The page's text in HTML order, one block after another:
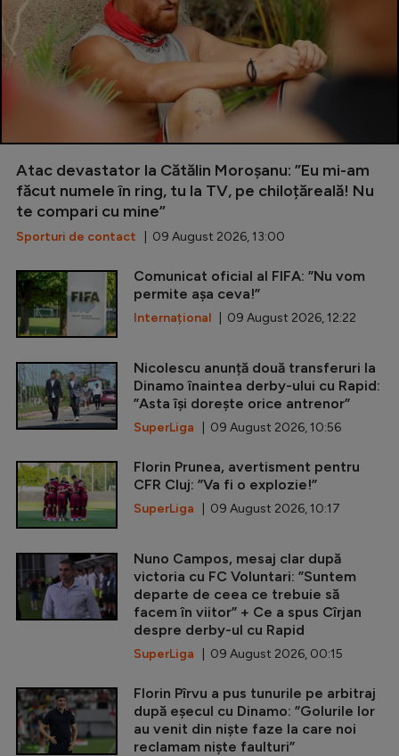
Atac devastator la Cătălin Moroșanu: ”Eu mi-am
făcut numele în ring, tu la TV, pe chiloțăreală! Nu
te compari cu mine”
Sporturi de contact | 09 August 2026, 13:00
Comunicat oficial al FIFA: ”Nu vom
permite așa ceva!”
Internațional | 09 August 2026, 12:22
Nicolescu anunță două transferuri la
Dinamo înaintea derby-ului cu Rapid:
”Asta își dorește orice antrenor”
SuperLiga | 09 August 2026, 10:56
Florin Prunea, avertisment pentru
CFR Cluj: ”Va fi o explozie!”
SuperLiga | 09 August 2026, 10:17
Nuno Campos, mesaj clar după
victoria cu FC Voluntari: ”Suntem
departe de ceea ce trebuie să
facem în viitor” + Ce a spus Cîrjan
despre derby-ul cu Rapid
SuperLiga | 09 August 2026, 00:15
Florin Pîrvu a pus tunurile pe arbitraj
după eșecul cu Dinamo: ”Golurile lor
au venit din niște faze la care noi
reclamam niște faulturi”